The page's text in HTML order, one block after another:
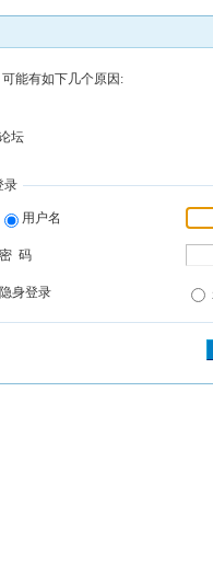
能有如下几个原因:
坛
录
用户名
密 码
隐身登录